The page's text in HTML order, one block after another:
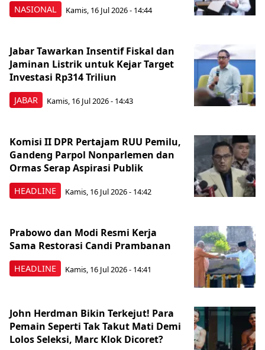
NASIONAL Kamis, 16 Jul 2026 - 14:44
JABAR
Jabar Tawarkan Insentif Fiskal dan
Jaminan Listrik untuk Kejar Target
Investasi Rp314 Triliun
Kamis, 16 Jul 2026 - 14:43
HEADLINE
Komisi II DPR Pertajam RUU Pemilu,
Gandeng Parpol Nonparlemen dan
Ormas Serap Aspirasi Publik
Kamis, 16 Jul 2026 - 14:42
HEADLINE
Prabowo dan Modi Resmi Kerja
Sama Restorasi Candi Prambanan
Kamis, 16 Jul 2026 - 14:41
John Herdman Bikin Terkejut! Para
Pemain Seperti Tak Takut Mati Demi
Lolos Seleksi, Marc Klok Dicoret?